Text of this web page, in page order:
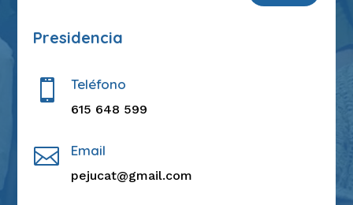
Presidencia
 Teléfono
615 648 599
 Email
pejucat@gmail.com